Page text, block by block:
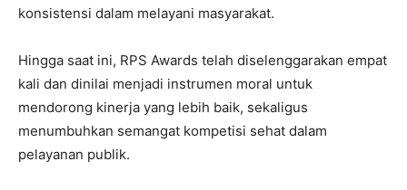
konsistensi dalam melayani masyarakat.
Hingga saat ini, RPS Awards telah diselenggarakan empat
kali dan dinilai menjadi instrumen moral untuk
mendorong kinerja yang lebih baik, sekaligus
menumbuhkan semangat kompetisi sehat dalam
pelayanan publik.